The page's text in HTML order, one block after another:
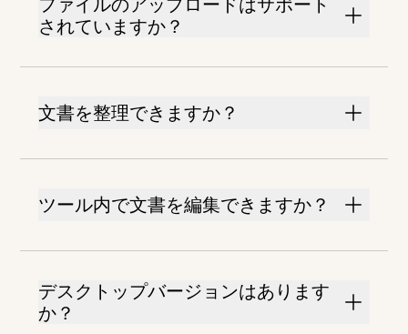
ファイルのアップロードはサポート
されていますか？
文書を整理できますか？
ツール内で文書を編集できますか？
デスクトップバージョンはあります
か？